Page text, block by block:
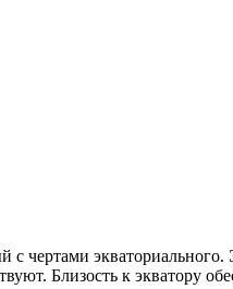
экваториального.
Близость к экватору